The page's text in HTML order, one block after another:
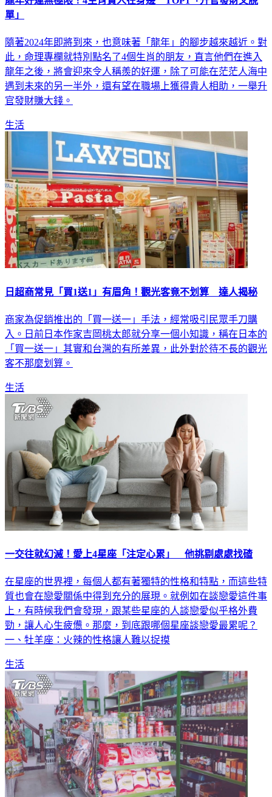
單」
隨著2024年即將到來，也意味著「龍年」的腳步越來越近。對
此，命理專欄就特別點名了4個生肖的朋友，直言他們在進入
龍年之後，將會迎來令人稱羨的好運，除了可能在茫茫人海中
遇到未來的另一半外，還有望在職場上獲得貴人相助，一舉升
官發財賺大錢。
生活
日超商常見「買1送1」有眉角！觀光客竟不划算 達人揭秘
商家為促銷推出的「買一送一」手法，經常吸引民眾手刀購
入。日前日本作家吉岡桃太郎就分享一個小知識，稱在日本的
「買一送一」其實和台灣的有所差異，此外對於待不長的觀光
客不那麼划算。
生活
一交往就幻滅！愛上4星座「注定心累」 他挑剔處處找碴
在星座的世界裡，每個人都有著獨特的性格和特點，而這些特
質也會在戀愛關係中得到充分的展現。就例如在談戀愛這件事
上，有時候我們會發現，跟某些星座的人談戀愛似乎格外費
勁，讓人心生疲憊。那麼，到底跟哪個星座談戀愛最累呢？
一、牡羊座：火辣的性格讓人難以捉摸
生活